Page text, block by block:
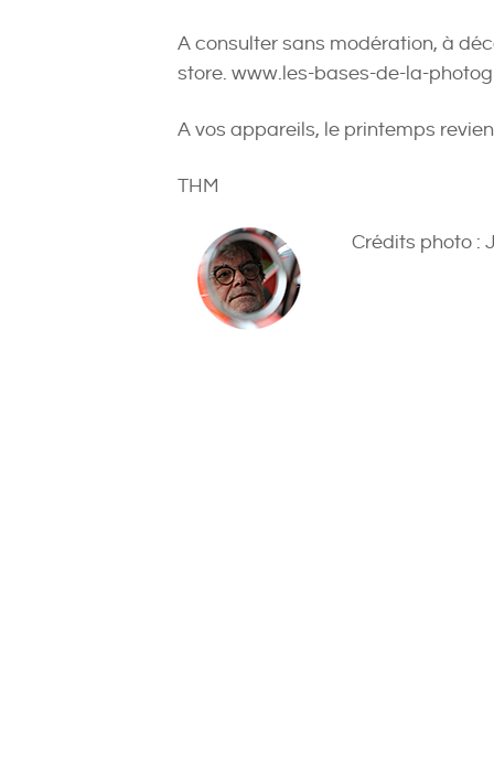
A consulter sans modération, à
store. www.les-bases-de-la-
A vos appareils, le printemps
THM
Crédits photo :